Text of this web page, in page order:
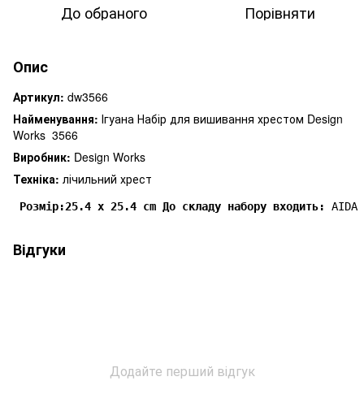
До обраного Порівняти
Опис
Артикул: dw3566
Найменування: Ігуана Набір для вишивання хрестом Design
Works 3566
Виробник: Design Works
Техніка: лічильний хрест
Розмір:25.4 x 25.4 cm До складу набору входить:
Відгуки
Додайте перший відгук